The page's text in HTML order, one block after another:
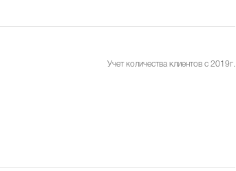
Учет количества клиентов с 2019г.